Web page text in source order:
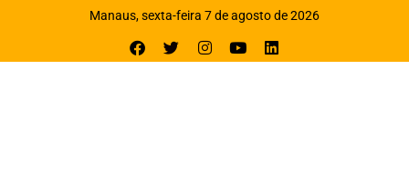
Manaus, sexta-feira 7 de agosto de 2026